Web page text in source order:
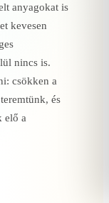
anyagokat is
kevesen
nincs is.
csökken a
és
elő a